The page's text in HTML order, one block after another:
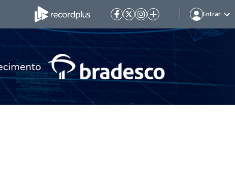
Entrar